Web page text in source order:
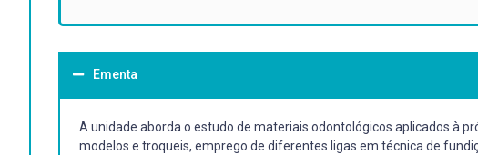
Ementa
A unidade aborda o estudo de materiais odontológicos aplicados à
modelos e troqueis, emprego de diferentes ligas em técnica de